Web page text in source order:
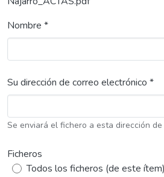
Nombre *
Su dirección de correo electrónico *
Se enviará el fichero a esta dirección
Ficheros
Todos los ficheros (de este